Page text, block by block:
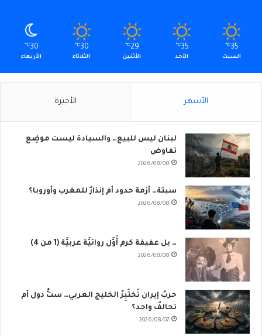
35
℃
السبت
35
℃
الأحد
29
℃
الأثنين
30
℃
الثلاثاء
30
℃
الأربعاء
الأشهر الأخيرة
لبنان ليس للبيع… والسيادة ليست موضِع
تفاوض
2026/08/08
سبتة… أزمة حدود أم إنذارٌ للمغرب وأوروبا؟
2026/08/08
… بل عفيفة كرم أَوَّل روائيَّة عربيَّة (1 من 4)
2026/08/08
حربُ إيران تَختَبِرُ الخليج العربي… ستُّ دول أم
تحالفٌ واحد؟
2026/08/07